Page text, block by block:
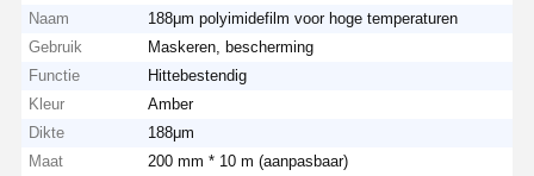
Naam
188μm polyimidefilm voor hoge temperaturen
Gebruik
Maskeren, bescherming
Functie
Hittebestendig
Kleur
Amber
Dikte
188μm
Maat
200 mm * 10 m (aanpasbaar)